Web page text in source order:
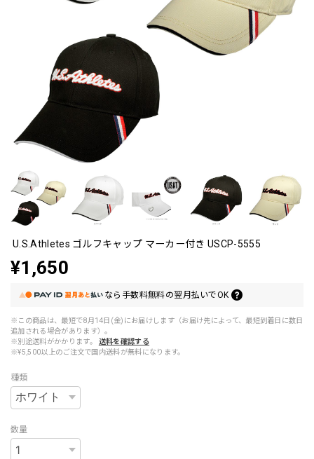
U.S.Athletes ゴルフキャップ マーカー付き USCP-5555
¥1,650
なら 手数料無料の翌月払いでOK
※この商品は、最短で8月14日(金)にお届けします（お届け先によって、最短到着日に数日
追加される場合があります）。
※別途送料がかかります。
送料を確認する
※¥5,500以上のご注文で国内送料が無料になります。
種類
数量